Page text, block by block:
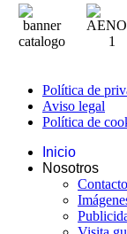
Política de
Aviso legal
Política de
Inicio
Nosotros
Contacto